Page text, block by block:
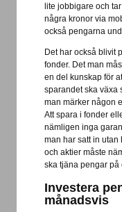
lite jobbigare och
några kronor via
också pengarna
Det har också blivit
fonder. Det man
en del kunskap för
sparandet ska växa
man märker någon
Att spara i fonder
nämligen inga
man har satt in
och aktier måste
ska tjäna pengar på
Investera
månadsvis